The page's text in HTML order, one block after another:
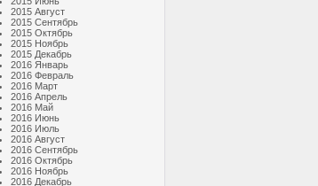
2015 Август
2015 Сентябрь
2015 Октябрь
2015 Ноябрь
2015 Декабрь
2016 Январь
2016 Февраль
2016 Март
2016 Апрель
2016 Май
2016 Июнь
2016 Июль
2016 Август
2016 Сентябрь
2016 Октябрь
2016 Ноябрь
2016 Декабрь